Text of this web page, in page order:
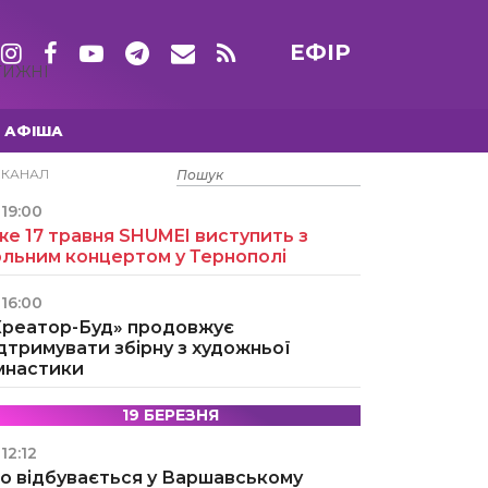
ЕФІР
АФІША
15 ТРАВНЯ
19:00
17 травня SHUMEI виступить з
концертом у Тернополі
16:00
Буд» продовжує
збірну з художньої
19 БЕРЕЗНЯ
12:12
відбувається у Варшавському